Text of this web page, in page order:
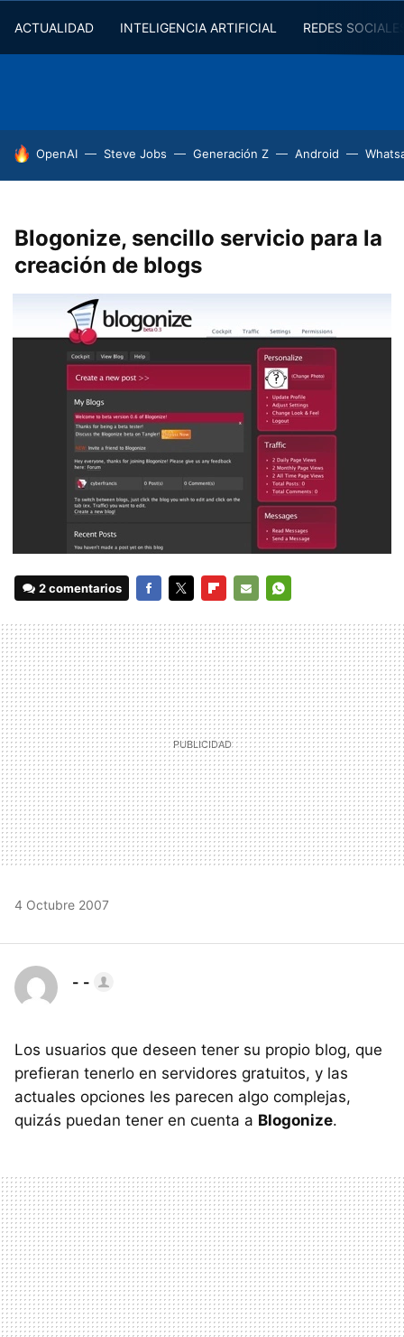
ACTUALIDAD INTELIGENCIA ARTIFICIAL REDES
HOY SE HABLA DE
OpenAI Steve Jobs Generación Z Android
Blogonize, sencillo servicio para la
creación de blogs
2 comentarios
MAIL
4 Octubre 2007
- -
Los usuarios que deseen tener su propio blog, que
prefieran tenerlo en servidores gratuitos, y las
actuales opciones les parecen algo complejas,
quizás puedan tener en cuenta a Blogonize.